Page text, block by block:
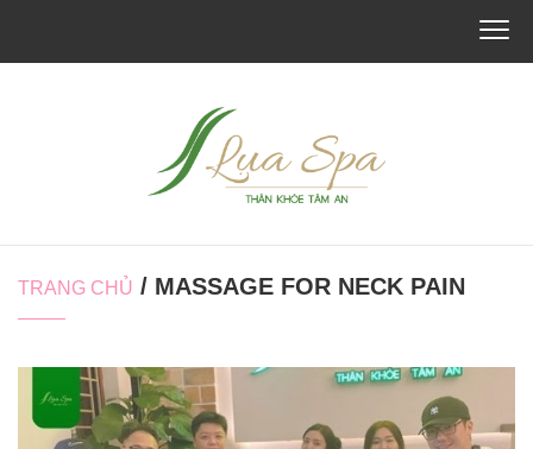
TRANG CHỦ / MASSAGE FOR NECK PAIN